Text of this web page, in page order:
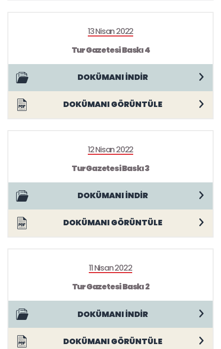
13 Nisan 2022
Tur Gazetesi Baskı 4
DOKÜMANI İNDİR
DOKÜMANI GÖRÜNTÜLE
12 Nisan 2022
Tur Gazetesi Baskı 3
DOKÜMANI İNDİR
DOKÜMANI GÖRÜNTÜLE
11 Nisan 2022
Tur Gazetesi Baskı 2
DOKÜMANI İNDİR
DOKÜMANI GÖRÜNTÜLE